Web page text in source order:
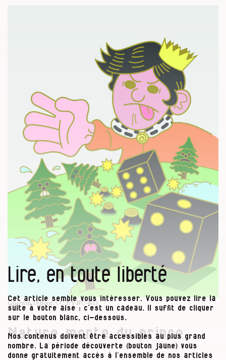
Quentin Dufour.CC BY-NC-ND
Nature morte du prince
Lire, en toute liberté
Cet article semble vous intéresser. Vous pouvez lire la
suite à votre aise : c’est un cadeau. Il suffit de cliquer
sur le bouton blanc, ci-dessous.
Nos contenus doivent être accessibles au plus grand
nombre. La période découverte (bouton jaune) vous
donne gratuitement accès à l’ensemble de nos articles